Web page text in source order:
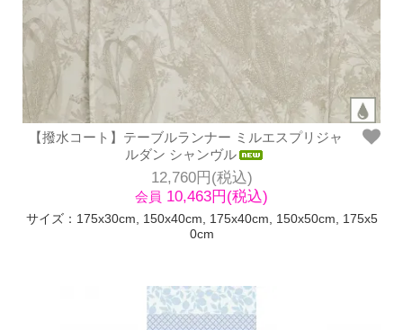
【撥水コート】テーブルランナー ミルエスプリジャ
ルダン シャンヴル
12,760円(税込)
会員 10,463円(税込)
サイズ：175x30cm, 150x40cm, 175x40cm, 150x50cm, 175x5
0cm